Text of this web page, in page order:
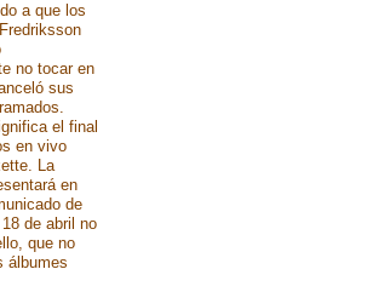
a que los
no tocar en
sus
el final
en vivo
La
en
de
de abril no
que no
álbumes